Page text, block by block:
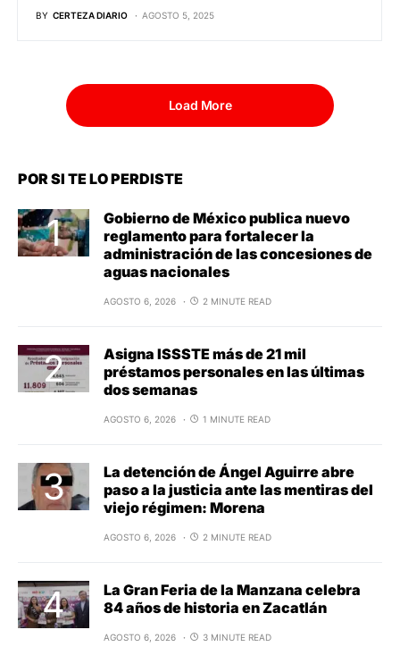
BY CERTEZA DIARIO AGOSTO 5, 2025
Load More
POR SI TE LO PERDISTE
Gobierno de México publica nuevo
reglamento para fortalecer la
administración de las concesiones de
aguas nacionales
AGOSTO 6, 2026 2 MINUTE READ
Asigna ISSSTE más de 21 mil
préstamos personales en las últimas
dos semanas
AGOSTO 6, 2026 1 MINUTE READ
La detención de Ángel Aguirre abre
paso a la justicia ante las mentiras del
viejo régimen: Morena
AGOSTO 6, 2026 2 MINUTE READ
La Gran Feria de la Manzana celebra
84 años de historia en Zacatlán
AGOSTO 6, 2026 3 MINUTE READ